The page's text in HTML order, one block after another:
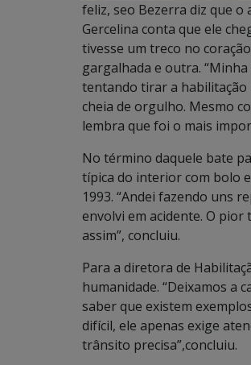
feliz, seo Bezerra diz que
Gercelina conta que ele
tivesse um treco no
gargalhada e outra.
tentando tirar a habilitação
cheia de orgulho. Mesmo
lembra que foi o mais
No término daquele bate
típica do interior com bolo
1993. “Andei fazendo uns
envolvi em acidente. O
assim”, concluiu.
Para a diretora de
humanidade. “Deixamos a
saber que existem
difícil, ele apenas exige
trânsito precisa”,concluiu.